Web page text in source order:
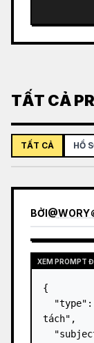
Canvas:
TẤT CẢ
TẤT CẢ HỒ
BỞI@WORY
XEM PROMPT
{
tách",